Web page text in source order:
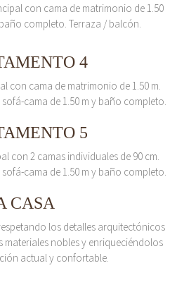
con cama de matrimonio de 1.50
completo. Terraza / balcón.
4
con cama de matrimonio de 1.50 m.
cama de 1.50 m y baño completo.
5
con 2 camas individuales de 90 cm.
cama de 1.50 m y baño completo.
CASA
los detalles arquitectónicos
nobles y enriqueciéndolos
actual y confortable.